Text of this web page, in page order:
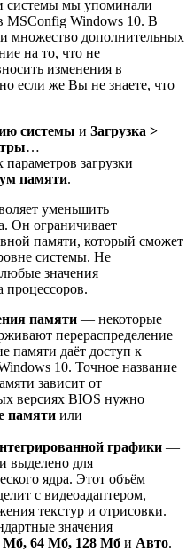
системы мы упоминали
MSConfig Windows 10. В
множество дополнительных
на то, что не
изменения в
если же Вы не знаете, что
системы и Загрузка >
…
загрузки
памяти.
уменьшить
Он ограничивает
памяти, который сможет
системы. Не
значения
процессоров.
памяти — некоторые
перераспределение
памяти даёт доступ к
10. Точное название
зависит от
версиях BIOS нужно
памяти или
графики —
выделено для
ядра. Этот объём
с видеоадаптером,
текстур и отрисовки.
значения
Мб, 64 Мб, 128 Мб и Авто.